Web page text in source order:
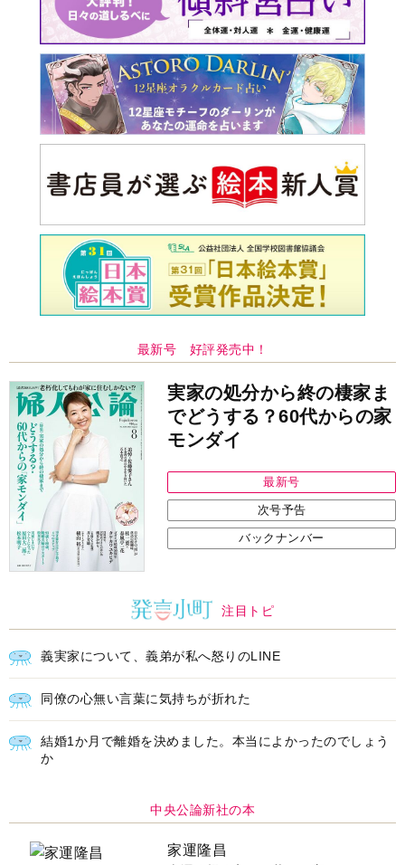
実家の処分から終の棲家ま
でどうする？60代からの家
モンダイ
最新号
次号予告
バックナンバー
注目トピ
義実家について、義弟が私へ怒りのLINE
結婚1か月で離婚を決めました。本当によかったのでしょう
か
中央公論新社の本
家運隆昌
幸運を招き入れる暮らし方
江原啓之 著 詳しくみる
備セミナー開催
聴器、新しいスタイルで All in